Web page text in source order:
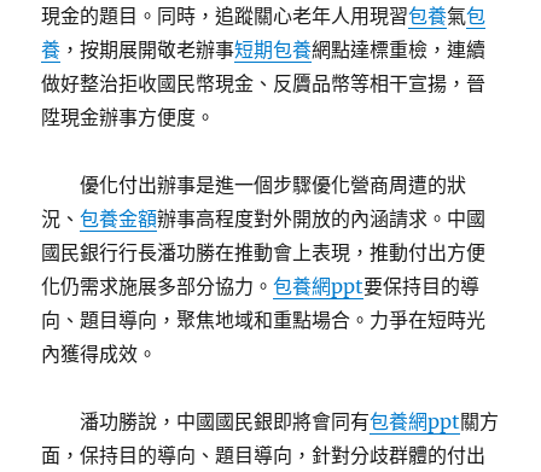
現金的題目。同時，追蹤關心老年人用現習包養氣包
養 ，按期展開敬老辦事短期包養網點達標重檢，連續
做好整治拒收國民幣現金、反贗品幣等相干宣揚，晉
陞現金辦事方便度。
優化付出辦事是進一個步驟優化營商周遭的狀
況、包養金額辦事高程度對外開放的內涵請求。中國
國民銀行行長潘功勝在推動會上表現，推動付出方便
化仍需求施展多部分協力。包養網ppt要保持目的導
向、題目導向，聚焦地域和重點場合。力爭在短時光
內獲得成效。
潘功勝說，中國國民銀即將會同有包養網ppt關方
面，保持目的導向、題目導向，針對分歧群體的付出